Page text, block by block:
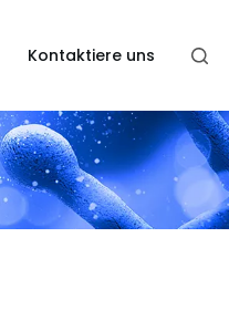
Kontaktiere uns